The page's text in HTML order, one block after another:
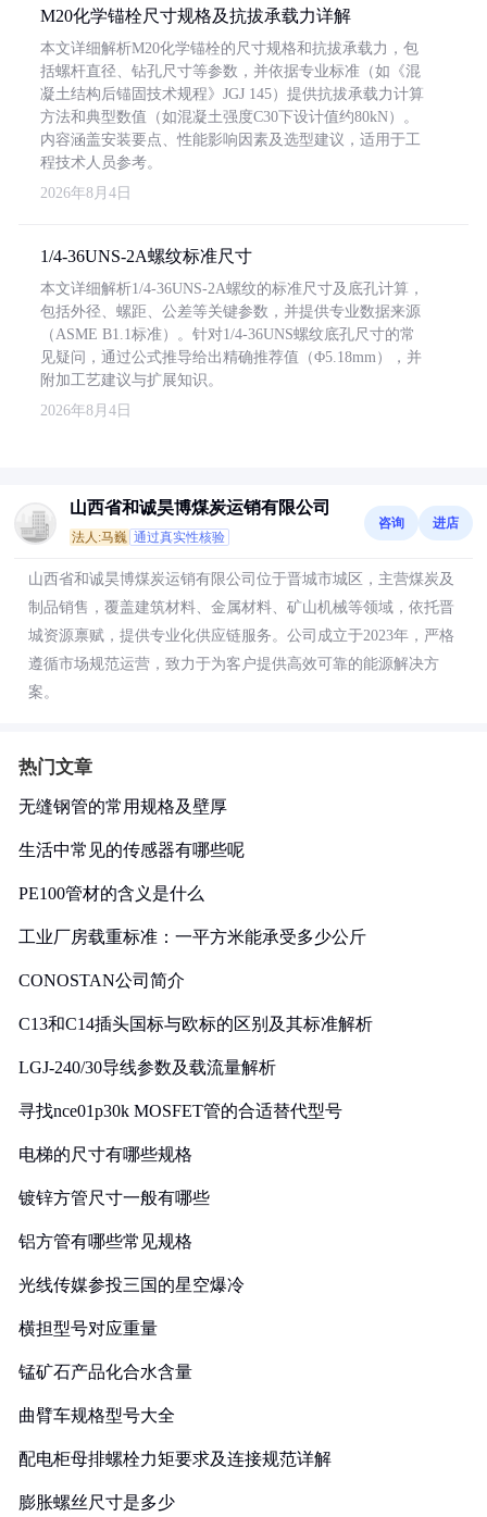
M20化学锚栓尺寸规格及抗拔承载力详解
本文详细解析M20化学锚栓的尺寸规格和抗拔承载力，包
括螺杆直径、钻孔尺寸等参数，并依据专业标准（如《混
凝土结构后锚固技术规程》JGJ 145）提供抗拔承载力计算
方法和典型数值（如混凝土强度C30下设计值约80kN）。
内容涵盖安装要点、性能影响因素及选型建议，适用于工
程技术人员参考。
2026年8月4日
1/4-36UNS-2A螺纹标准尺寸
本文详细解析1/4-36UNS-2A螺纹的标准尺寸及底孔计算，
包括外径、螺距、公差等关键参数，并提供专业数据来源
（ASME B1.1标准）。针对1/4-36UNS螺纹底孔尺寸的常
见疑问，通过公式推导给出精确推荐值（Φ5.18mm），并
附加工艺建议与扩展知识。
2026年8月4日
山西省和诚昊博煤炭运销有限公司
法人:马巍 通过真实性核验
咨询 进店
山西省和诚昊博煤炭运销有限公司位于晋城市城区，主营煤炭及
制品销售，覆盖建筑材料、金属材料、矿山机械等领域，依托晋
城资源禀赋，提供专业化供应链服务。公司成立于2023年，严格
遵循市场规范运营，致力于为客户提供高效可靠的能源解决方
案。
热门文章
无缝钢管的常用规格及壁厚
生活中常见的传感器有哪些呢
PE100管材的含义是什么
工业厂房载重标准：一平方米能承受多少公斤
CONOSTAN公司简介
C13和C14插头国标与欧标的区别及其标准解析
LGJ-240/30导线参数及载流量解析
寻找nce01p30k MOSFET管的合适替代型号
电梯的尺寸有哪些规格
镀锌方管尺寸一般有哪些
铝方管有哪些常见规格
光线传媒参投三国的星空爆冷
横担型号对应重量
锰矿石产品化合水含量
曲臂车规格型号大全
配电柜母排螺栓力矩要求及连接规范详解
膨胀螺丝尺寸是多少